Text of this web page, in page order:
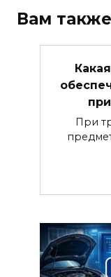
Вам
При